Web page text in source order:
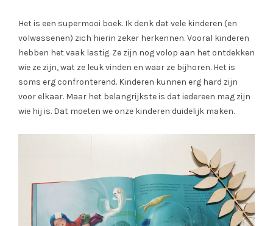
Het is een supermooi boek. Ik denk dat vele kinderen (en
volwassenen) zich hierin zeker herkennen. Vooral kinderen
hebben het vaak lastig. Ze zijn nog volop aan het ontdekken
wie ze zijn, wat ze leuk vinden en waar ze bijhoren. Het is
soms erg confronterend. Kinderen kunnen erg hard zijn
voor elkaar. Maar het belangrijkste is dat iedereen mag zijn
wie hij is. Dat moeten we onze kinderen duidelijk maken.